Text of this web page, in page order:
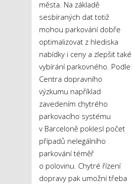
města. Na základě
sesbíraných dat totiž
mohou parkování dobře
optimalizovat z hlediska
nabídky i ceny a zlepšit také
vybírání parkovného. Podle
Centra dopravního
výzkumu například
zavedením chytrého
parkovacího systému
v Barceloně poklesl počet
případů nelegálního
parkování téměř
o polovinu. Chytré řízení
dopravy pak umožní třeba